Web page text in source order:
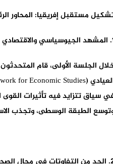
مستقبل إفريقيا: المحاور
في إفريقيا
سياق تتزايد فيه تأثيرات القوى
الطبقة الوسطى، وتجذب